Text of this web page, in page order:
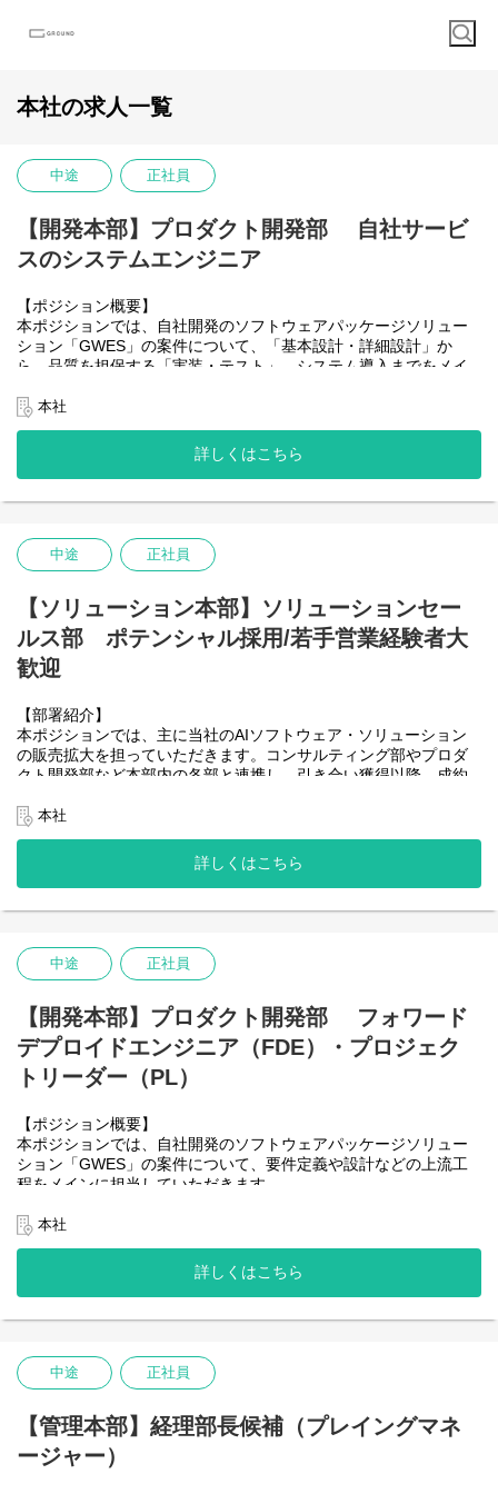
本社の求人一覧
中途 正社員
【開発本部】プロダクト開発部 自社サービ
スのシステムエンジニア
【ポジション概要】
本ポジションでは、自社開発のソフトウェアパッケージソリュー
ション「GWES」の案件について、「基本設計・詳細設計」か
ら、品質を担保する「実装・テスト」、システム導入までをメイ
意欲のある方も歓迎しています。
また、チーム内にはWMS開発の経験者や、物流センターの運営管
理をしていたメンバーが在籍しており、それぞれの現場知識を活
かして活躍しています。同じバックグラウンドを持つ仲間と共
に、これまでの物流経験をITのキャリアへダイレクトに繋げてい
◆プログラミング言語・フレームワーク
フロントエンド: JavaScript, Vue.js (Vue.js 3), Vuetify, Apache
Echarts
バックエンド: Java, Spring Boot
データベース言語: PL/pgSQL
コンピューティング: Amazon EC2, AWS Lambda
ストレージ: Amazon S3
データベース: Amazon RDS / PostgreSQL
◆チーム開発ツール
プロジェクト管理: JIRA
自社プロダクトを「現場で使われ続ける」競争力ある形へ進化さ
行います。単にシステムを作るだけでなく、活用までを完遂する
ことで現場のオペレーションに深く溶け込み、実効性のあるDXを
【業務内容】
1．ソフトウェア導入プロジェクト対応：70％
・基本設計書の作成及びレビュー
・工数算定/見積作成
・協力会社（開発ベンダー）と協力して、製造、システムテス
ト、導入作業を実施
・運用フェーズでの問いあわせ調査及び回答
・プロジェクトで追加した機能について、汎用化し自社プロダク
トへフィードバック
（変更の範囲）会社の定める業務
【ポジションの魅力】
• 成果が目に見えるやりがい：
現場を動かす手応えをダイレクトに感じられます。
• 物流の業務知識向上：
現場での「あるある」や知見が、そのままシステム設計の質に直
本社
詳しくはこちら
中途 正社員
【ソリューション本部】ソリューションセー
ルス部 ポテンシャル採用/若手営業経験者大
歓迎
【部署紹介】
本ポジションでは、主に当社のAIソフトウェア・ソリューション
の販売拡大を担っていただきます。コンサルティング部やプロダ
クト開発部など本部内の各部と連携し、引き合い獲得以降、成約
との連携による取引条件策定、ベンダーとの条件交渉などを主に
ご担当いただきます。
成約後も製品導入完了までのアカウントマネジメントを行い、保
守運用部門（カスタマーサクセス部）への引き継ぎまでを担って
主な顧客属性は、グローバル企業を中心とした大手の製造・卸・
ジェクトの期間は4ヶ月～2年程度です。
大手ソフトウェアベンダーやSIer、コンサル企業、3PL企業などに
売経験をお持ちの方であれば、ご活躍いただけるポジションで
す。
【ミッション】
「GWES」を通じた物流現場の構造改革を推し進め、新規市場開
拓とプロダクトの進化を牽引する。
単なるソフトウェア販売に留まらず、大手・中堅企業の現場課題
を深く把握した上で、課題解決型のソリューション提案を行い、
新規顧客を開拓することが私たちの役割です。最前線で得た「現
げることで、物流現場のDX推進を支え続けることが私たちの使命
です。
1．新規セールス
2．導入連携（導入プロジェクト推進のための引き継ぎ、社内他部
門・ベンダーとの調整）：10%
3．ポストセールス（既存顧客との関係深耕を通じたアップセル・
クロスセルの実現）：20%
■業務内容の変更の範囲
本社
詳しくはこちら
中途 正社員
【開発本部】プロダクト開発部 フォワード
デプロイドエンジニア（FDE）・プロジェク
トリーダー（PL）
【ポジション概要】
本ポジションでは、自社開発のソフトウェアパッケージソリュー
ション「GWES」の案件について、要件定義や設計などの上流工
程をメインに担当していただきます。
幅広い知識を身につけることが可能です。今後PLやPMを目指した
いという意欲のある方も歓迎しています。
また、チーム内にはWMS開発の経験者や、物流センターの運営管
理をしていたメンバーが在籍しており、それぞれの現場知識を活
に、これまでの物流経験をITのキャリアへダイレクトに繋げてい
本ポジションは上流工程がメインのため、以下の技術スタックで
【開発環境】
◆プログラミング言語・フレームワーク
フロントエンド: JavaScript, Vue.js (Vue.js 3), Vuetify, Apache
本社
詳しくはこちら
中途 正社員
【管理本部】経理部長候補（プレイングマネ
ージャー）